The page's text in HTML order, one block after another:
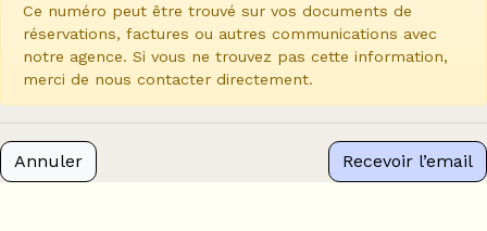
Ce numéro peut être trouvé sur vos documents de
réservations, factures ou autres communications avec
notre agence. Si vous ne trouvez pas cette information,
merci de nous contacter directement.
Annuler Recevoir l’email